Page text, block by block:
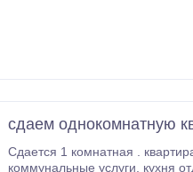
сдаем однокомнатную
Сдается 1 комнатная . квартира, адрес Лесная поляна 6 дом, общая площадь 29 кв.метров, 3 этаж, цена 65000 тенге и